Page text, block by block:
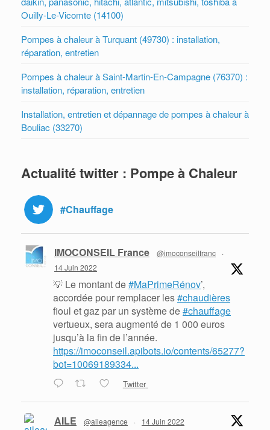
Ouilly-Le-Vicomte (14100)
Pompes à chaleur à Turquant (49730) : installation,
réparation, entretien
Pompes à chaleur à Saint-Martin-En-Campagne (76370) :
installation, réparation, entretien
Installation, entretien et dépannage de pompes à chaleur à
Bouliac (33270)
Actualité twitter : Pompe à Chaleur
#Chauffage
IMOCONSEIL France @imoconseilfranc
·
14 Juin 2022
💡 Le montant de#MaPrimeRénov’,
accordée pour remplacer les#chaudières
fioul et gaz par un système de#chauffage
vertueux, sera augmenté de 1 000 euros
jusqu’à la fin de l’année.
https://imoconseil.apibots.io/contents/65277?
bot=10069189334...
Twitter
AILE @aileagence · 14 Juin 2022